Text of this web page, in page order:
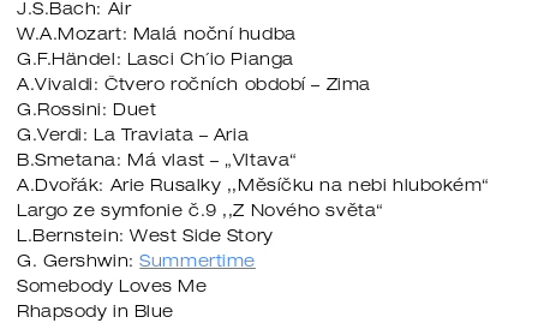
J.S.Bach: Air
W.A.Mozart: Malá noční hudba
G.F.Händel: Lasci Ch´io Pianga
A.Vivaldi: Čtvero ročních období – Zima
G.Rossini: Duet
G.Verdi: La Traviata – Aria
B.Smetana: Má vlast – „Vltava“
A.Dvořák: Arie Rusalky ,,Měsíčku na nebi hlubokém“
Largo ze symfonie č.9 ,,Z Nového světa“
L.Bernstein: West Side Story
G. Gershwin:Summertime
Somebody Loves Me
Rhapsody in Blue